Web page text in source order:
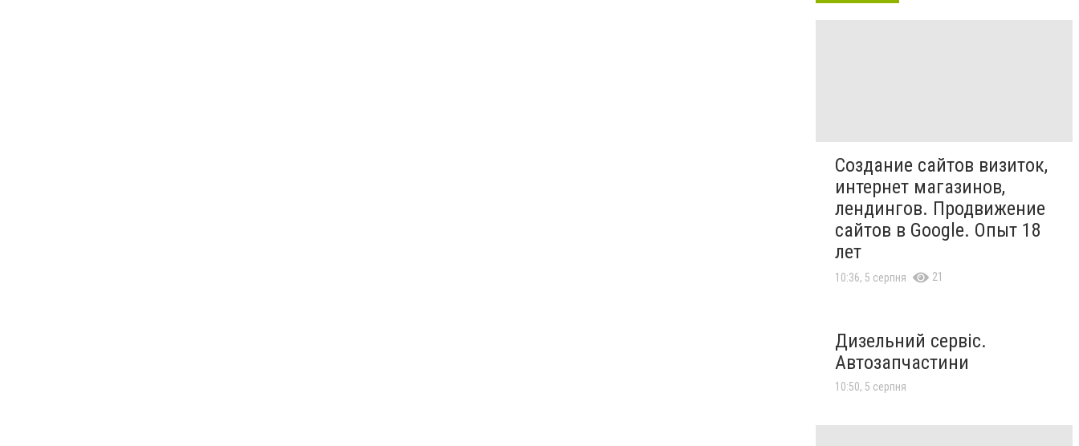
Создание сайтов визиток,
интернет магазинов,
лендингов. Продвижение
сайтов в Google. Опыт 18
лет
10:36, 5 серпня 21
Дизельний сервіс.
Автозапчастини
10:50, 5 серпня